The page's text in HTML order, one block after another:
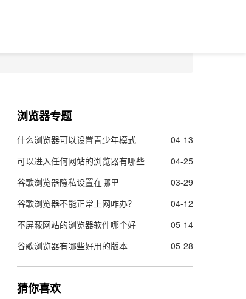
浏览器专题
什么浏览器可以设置青少年模式
04-13
可以进入任何网站的浏览器有哪些
04-25
谷歌浏览器隐私设置在哪里
03-29
谷歌浏览器不能正常上网咋办？
04-12
不屏蔽网站的浏览器软件哪个好
05-14
谷歌浏览器有哪些好用的版本
05-28
猜你喜欢